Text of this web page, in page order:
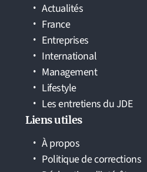
Actualités
France
Entreprises
International
Management
Lifestyle
Les entretiens du JDE
Liens utiles
À propos
Politique de corrections